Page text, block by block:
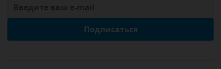
Подписаться